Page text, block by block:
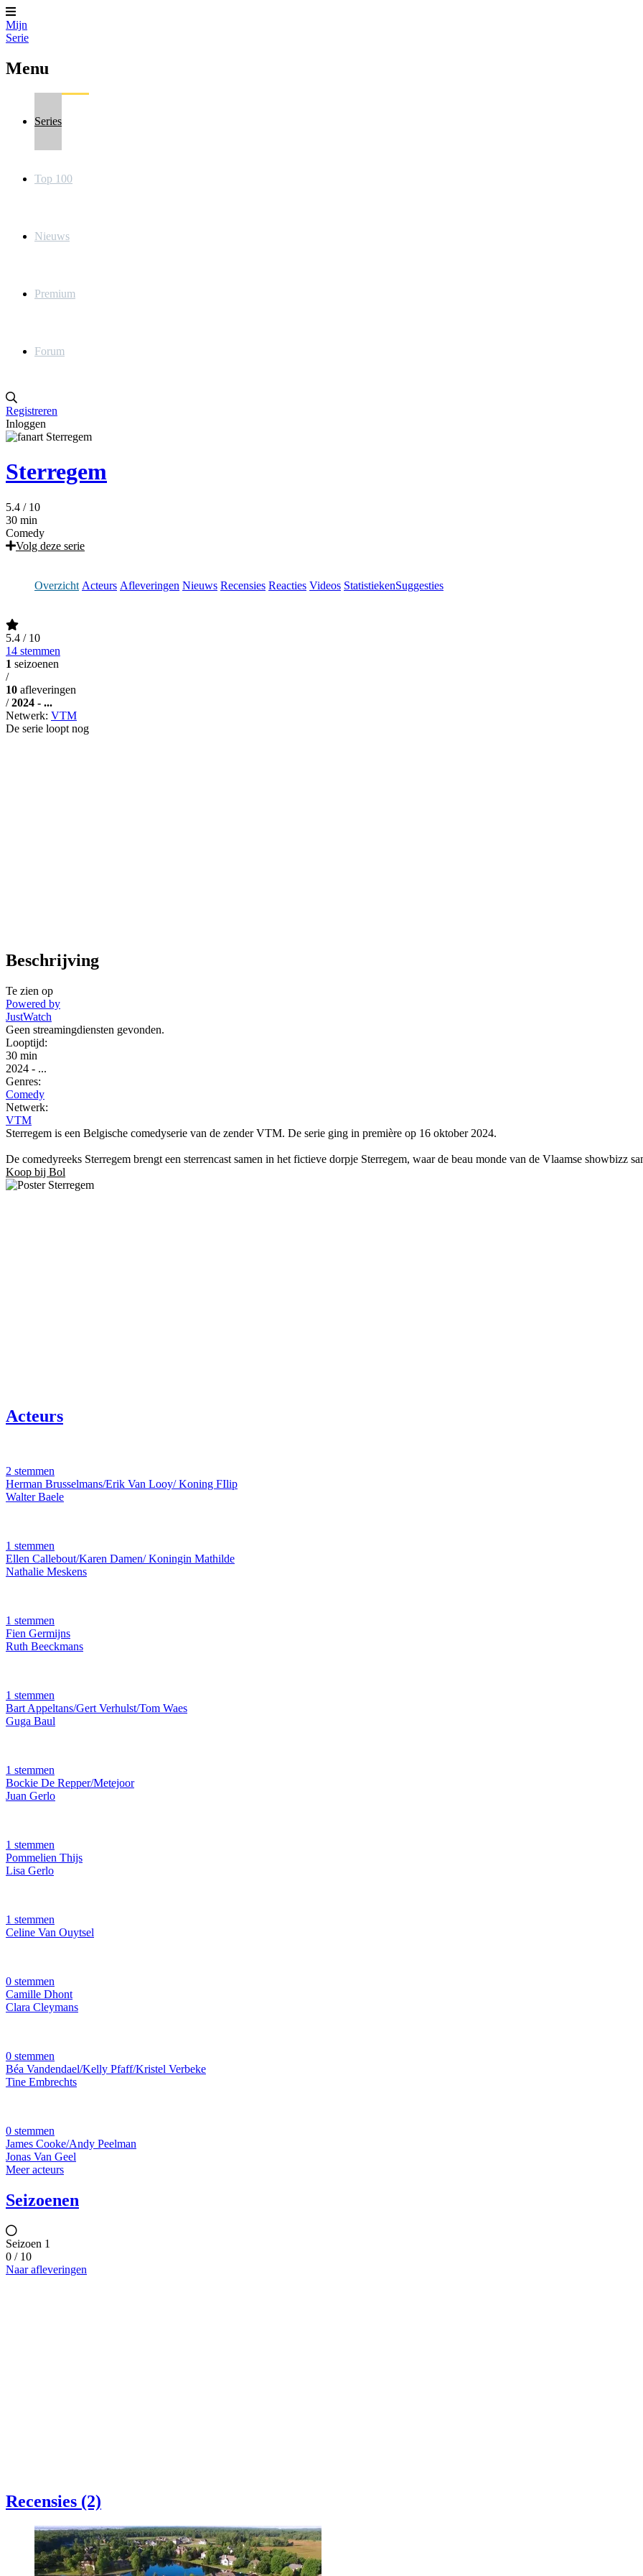
Mijn
Serie
Menu
Series
Top 100
Nieuws
Premium
Forum
Registreren
Inloggen
Sterregem
5.4 / 10
30 min
Comedy
Volg deze serie
Overzicht Acteurs Afleveringen Nieuws Recensies Reacties Videos StatistiekenSuggesties
5.4 / 10
14 stemmen
1 seizoenen
/
10 afleveringen
/ 2024 - ...
Netwerk: VTM
De serie loopt nog
Beschrijving
Te zien op
Powered by
JustWatch
Geen streamingdiensten gevonden.
Looptijd:
30 min
2024 - ...
Genres:
Comedy
Netwerk:
VTM
Sterregem is een Belgische comedyserie van de zender VTM. De serie ging in première op 16 oktober 2024.
De comedyreeks Sterregem brengt een sterrencast samen in het fictieve dorpje Sterregem, waar de beau monde van de Vlaamse showbizz
Koop bij Bol
Acteurs
2 stemmen
Herman Brusselmans/Erik Van Looy/ Koning FIlip
Walter Baele
1 stemmen
Ellen Callebout/Karen Damen/ Koningin Mathilde
Nathalie Meskens
1 stemmen
Fien Germijns
Ruth Beeckmans
1 stemmen
Bart Appeltans/Gert Verhulst/Tom Waes
Guga Baul
1 stemmen
Bockie De Repper/Metejoor
Juan Gerlo
1 stemmen
Pommelien Thijs
Lisa Gerlo
1 stemmen
Celine Van Ouytsel
0 stemmen
Camille Dhont
Clara Cleymans
0 stemmen
Béa Vandendael/Kelly Pfaff/Kristel Verbeke
Tine Embrechts
0 stemmen
James Cooke/Andy Peelman
Jonas Van Geel
Meer acteurs
Seizoenen
Seizoen 1
0 / 10
Naar afleveringen
Recensies (2)